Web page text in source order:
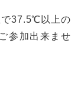
で37.5℃以上の
参加出来ませ